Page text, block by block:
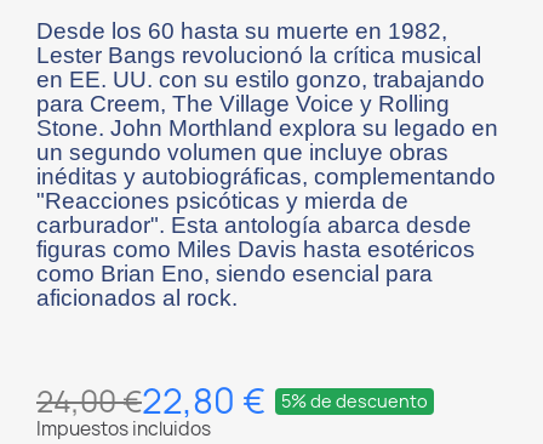
Desde los 60 hasta su muerte en 1982,
Lester Bangs revolucionó la crítica musical
en EE. UU. con su estilo gonzo, trabajando
para Creem, The Village Voice y Rolling
Stone. John Morthland explora su legado en
un segundo volumen que incluye obras
inéditas y autobiográficas, complementando
"Reacciones psicóticas y mierda de
carburador". Esta antología abarca desde
figuras como Miles Davis hasta esotéricos
como Brian Eno, siendo esencial para
aficionados al rock.
24,00 €22,80 € 5% de descuento
Impuestos incluidos